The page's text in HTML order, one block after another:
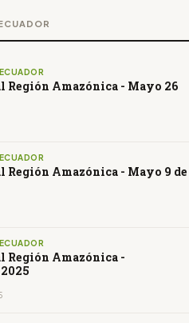
Región Amazónica - Mayo 26
Región Amazónica - Mayo 9 de
Región Amazónica -